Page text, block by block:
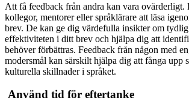
Att få feedback från andra kan vara ovärderligt.
kollegor, mentorer eller språklärare att läsa
brev. De kan ge dig värdefulla insikter om
effektiviteten i ditt brev och hjälpa dig att
behöver förbättras. Feedback från någon med
modersmål kan särskilt hjälpa dig att fånga upp
kulturella skillnader i språket.
Använd tid för eftertanke